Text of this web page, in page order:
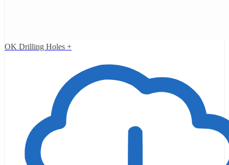
OK Drilling Holes +